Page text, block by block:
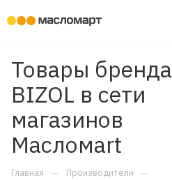
Товары бренда
BIZOL в сети
магазинов
Масломart
Главная — Производители —